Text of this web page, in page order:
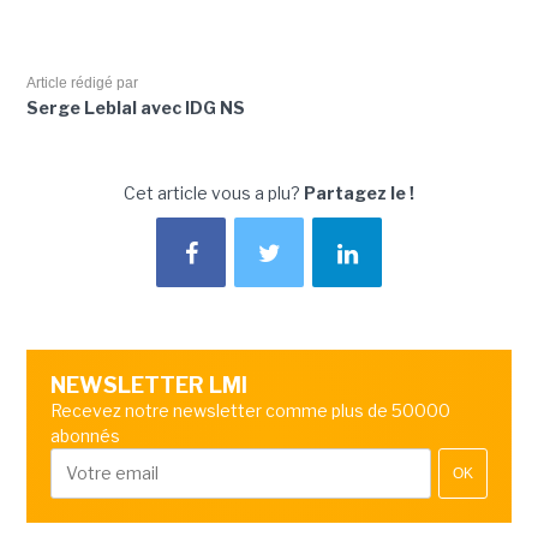
Article rédigé par
Serge Leblal avec IDG NS
Cet article vous a plu? Partagez le !
NEWSLETTER LMI
Recevez notre newsletter comme plus de 50000
abonnés
OK